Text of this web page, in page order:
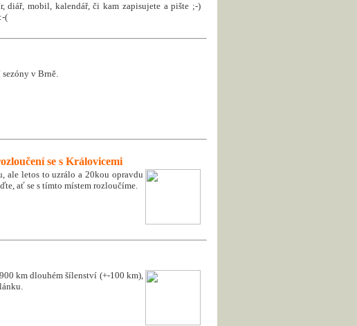
diář, mobil, kalendář, či kam zapisujete a pište ;-)
(
v Brně.
se s Královicemi
ale letos to uzrálo a 20kou opravdu
ať se s tímto místem rozloučíme.
km dlouhém šílenství (+-100 km),